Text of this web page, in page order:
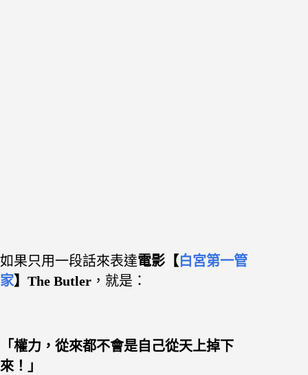
如果只用一段話來表達電影【白宮第一管
家】The Butler ，就是：
「權力，從來都不會是自己從天上掉下
來！」